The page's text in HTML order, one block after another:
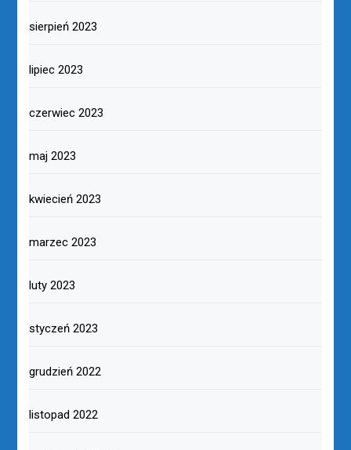
sierpień 2023
lipiec 2023
czerwiec 2023
maj 2023
kwiecień 2023
marzec 2023
luty 2023
styczeń 2023
grudzień 2022
listopad 2022